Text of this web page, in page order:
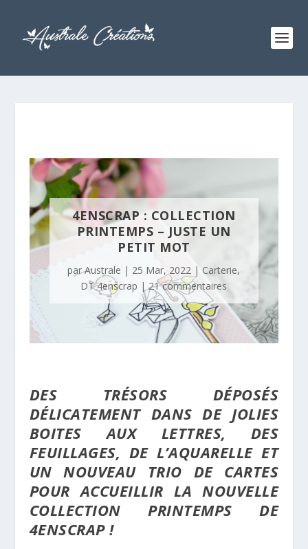
4ENSCRAP : COLLECTION
PRINTEMPS – JUSTE UN
PETIT MOT
parAustrale | 25 Mar, 2022 |Carterie,
DT 4enscrap |21 commentaires
DES TRÉSORS DÉPOSÉS
DÉLICATEMENT DANS DE JOLIES
BOITES AUX LETTRES, DES
FEUILLAGES, DE L’AQUARELLE ET
UN NOUVEAU TRIO DE CARTES
POUR ACCUEILLIR LA NOUVELLE
COLLECTION PRINTEMPS DE
4ENSCRAP !